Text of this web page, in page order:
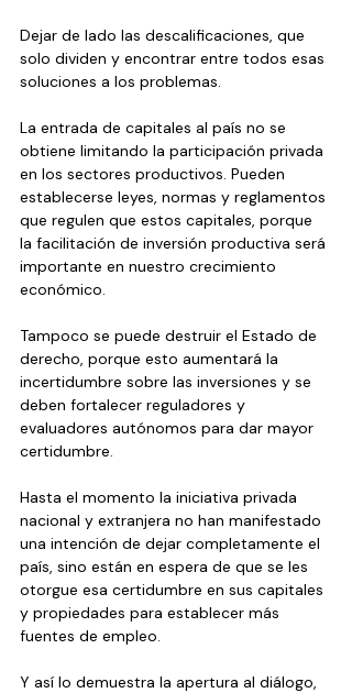
Dejar de lado las descalificaciones, que
solo dividen y encontrar entre todos esas
soluciones a los problemas.
La entrada de capitales al país no se
obtiene limitando la participación privada
en los sectores productivos. Pueden
establecerse leyes, normas y reglamentos
que regulen que estos capitales, porque
la facilitación de inversión productiva será
importante en nuestro crecimiento
económico.
Tampoco se puede destruir el Estado de
derecho, porque esto aumentará la
incertidumbre sobre las inversiones y se
deben fortalecer reguladores y
evaluadores autónomos para dar mayor
certidumbre.
Hasta el momento la iniciativa privada
nacional y extranjera no han manifestado
una intención de dejar completamente el
país, sino están en espera de que se les
otorgue esa certidumbre en sus capitales
y propiedades para establecer más
fuentes de empleo.
Y así lo demuestra la apertura al diálogo,